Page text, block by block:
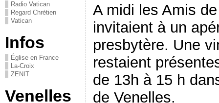
Radio Vatican
Regard Chrétien
Vatican
Infos
Église en France
La-Croix
ZENIT
Venelles
A midi les Amis
invitaient à un
presbytère. Une
restaient
de 13h à 15 h
de Venelles.